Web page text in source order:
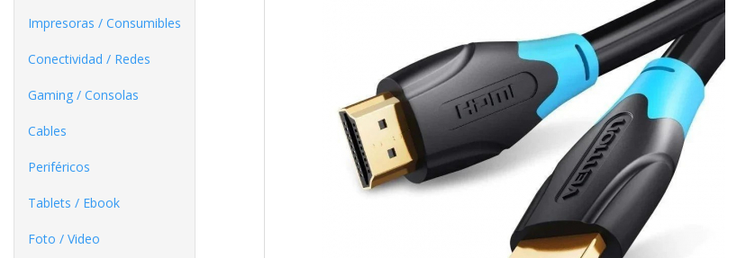
Impresoras / Consumibles
Conectividad / Redes
Gaming / Consolas
Cables
Periféricos
Tablets / Ebook
Foto / Video